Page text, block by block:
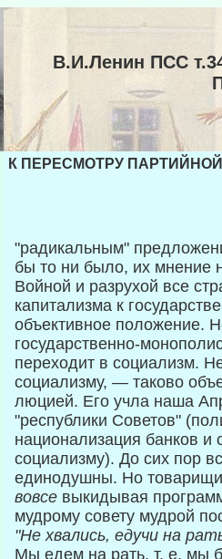
В.И.Ленин ПСС
К ПЕРЕСМОТРУ
"радикальным"
бы то ни было, их мнение
Войной и разрухой все
капитализ­ма к
объективное положе­ние.
государственно-
переходит в социализм.
социализму, — таково
люцией. Его учла наша
"республики Сове­тов"
национализация банков и
социализму). До сих пор
единодушны. Но
вовсе выкидывая
му­дрому совету мудрой
"Не хвались, едучи на
Мы едем на рать, т. е. мы